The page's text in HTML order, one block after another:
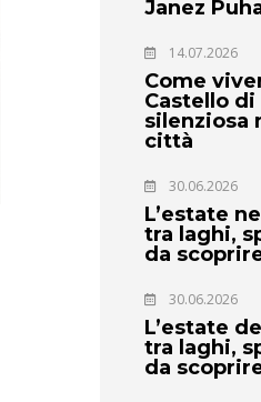
Janez
14.07.2026
Come
Castello di
silenziosa
città
30.06.2026
L’estate
tra laghi,
da
30.06.2026
L’estate
tra laghi,
da